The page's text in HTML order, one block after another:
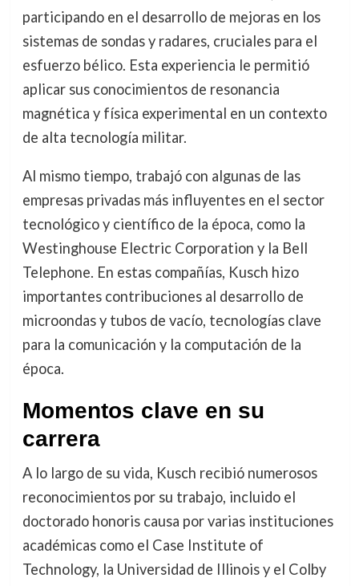
participando en el desarrollo de mejoras en los
sistemas de sondas y radares, cruciales para el
esfuerzo bélico. Esta experiencia le permitió
aplicar sus conocimientos de resonancia
magnética y física experimental en un contexto
de alta tecnología militar.
Al mismo tiempo, trabajó con algunas de las
empresas privadas más influyentes en el sector
tecnológico y científico de la época, como la
Westinghouse Electric Corporation y la Bell
Telephone. En estas compañías, Kusch hizo
importantes contribuciones al desarrollo de
microondas y tubos de vacío, tecnologías clave
para la comunicación y la computación de la
época.
Momentos clave en su
carrera
A lo largo de su vida, Kusch recibió numerosos
reconocimientos por su trabajo, incluido el
doctorado honoris causa por varias instituciones
académicas como el Case Institute of
Technology, la Universidad de Illinois y el Colby